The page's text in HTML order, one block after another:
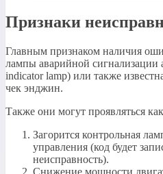
Признаки
Главным признаком наличия
лампы аварийной сигнализации
indicator lamp) или также
чек энджин.
Также они могут проявляться
Загорится контрольная
управления (код будет
неисправность).
Снижение мощности